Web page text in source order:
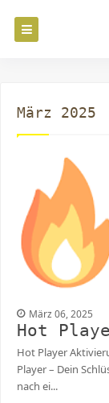
März 2025
März 06, 2025
Hot
Hot Player
Player – Dein
nach ei...